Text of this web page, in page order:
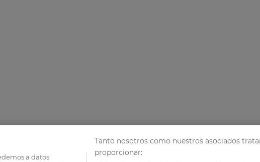
a datos
Tanto nosotros como nuestros asociados
proporcionar: